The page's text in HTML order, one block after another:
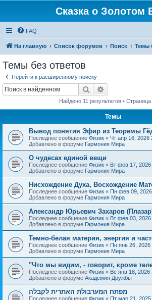
Сказка о Золотом
FAQ
На главную Список форумов Поиск Темы
Темы без ответов
Перейти к расширенному поиску
Поиск
Найдено 11 результатов • Страница
Темы
Вывод понятия Эфир из Теоремы
Последнее сообщение Физик « Чт апр 16, 2026
Добавлено в форуме Гармония Мира
О чудесах единой вещи
Последнее сообщение Физик « Вт фев 17, 2026
Добавлено в форуме Гармония Мира
Нисхождение Духа, Восхождение
Последнее сообщение Физик « Пн фев 09,
Добавлено в форуме Гармония Мира
Александр Юрьевич Захаров
Последнее сообщение Физик « Вт фев 03, 2026
Добавлено в форуме Гармония Мира
Темно-белая материя, энергия и
Последнее сообщение Физик « Пн янв 26, 2026
Добавлено в форуме Гармония Мира
"Что мы видим, - говорит, кроме
Последнее сообщение Физик « Вс янв 18, 2026
Добавлено в форуме Академия Дружбы
מפתח המערבולת האתרית לקבלה
Последнее сообщение Физик « Пт мар 21, 2025